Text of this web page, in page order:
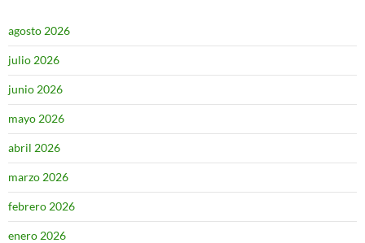
agosto 2026
julio 2026
junio 2026
mayo 2026
abril 2026
marzo 2026
febrero 2026
enero 2026